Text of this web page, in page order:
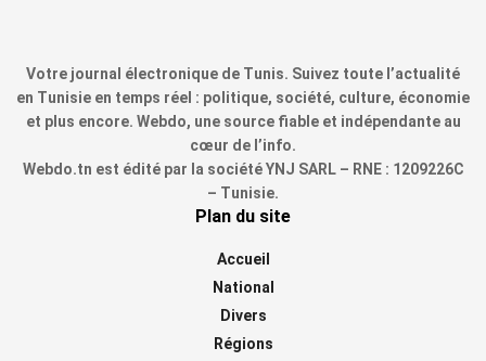
Votre journal électronique de Tunis. Suivez toute l’actualité
en Tunisie en temps réel : politique, société, culture, économie
et plus encore. Webdo, une source fiable et indépendante au
cœur de l’info.
Webdo.tn est édité par la société YNJ SARL – RNE : 1209226C
– Tunisie.
Plan du site
Accueil
National
Divers
Régions